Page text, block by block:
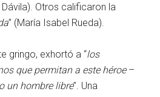
Dávila). Otros calificaron la
” (María Isabel Rueda).
gringo, exhortó a “los
que permitan a este héroe –
un hombre libre”. Una